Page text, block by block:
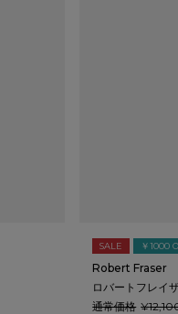
SALE ￥1000
Robert Fraser
ロバートフレイ
通常価格 ¥